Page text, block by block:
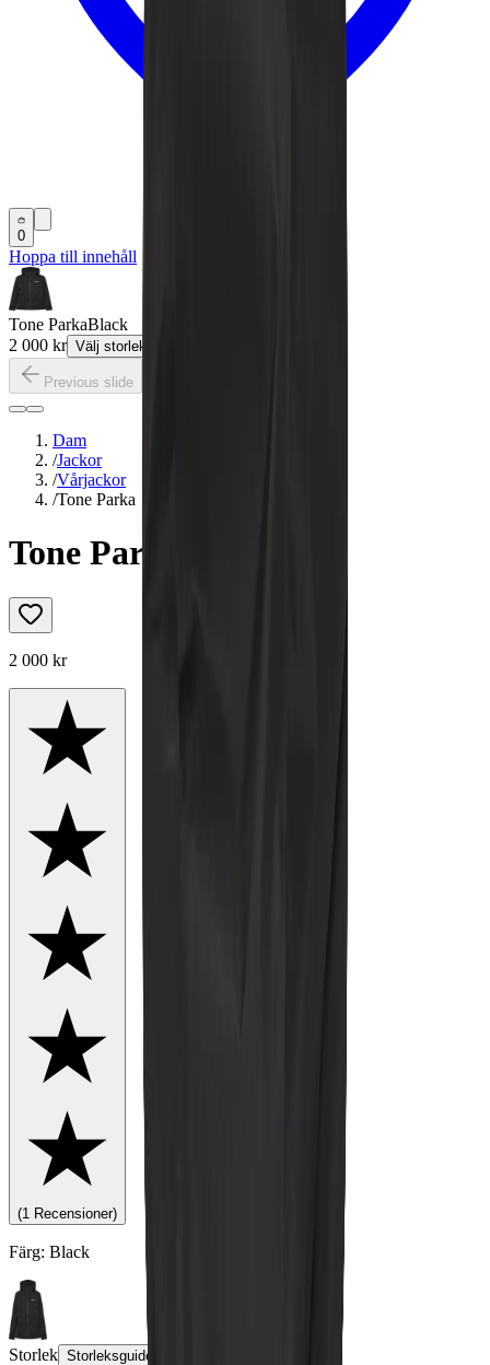
0
Hoppa till innehåll
Tone ParkaBlack
2 000 kr Välj storlek
Previous slide
Dam
/Jackor
/Vårjackor
/Tone Parka
Tone Parka
2 000 kr
(1 Recensioner)
Färg: Black
Storlek Storleksguide